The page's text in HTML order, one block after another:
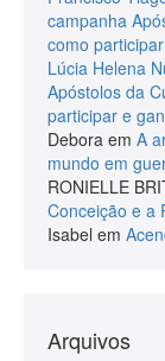
campanha
como
Lúcia Helena
Apóstolos da
participar e
Debora em A
mundo em
RONIELLE
Conceição e a
Isabel em
Arquivos